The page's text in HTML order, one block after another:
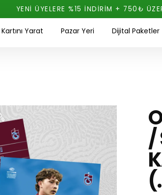
YENİ ÜYELERE %15 İNDİRİM + 750₺
Kartını Yarat Pazar Yeri Dijital Paketler
/